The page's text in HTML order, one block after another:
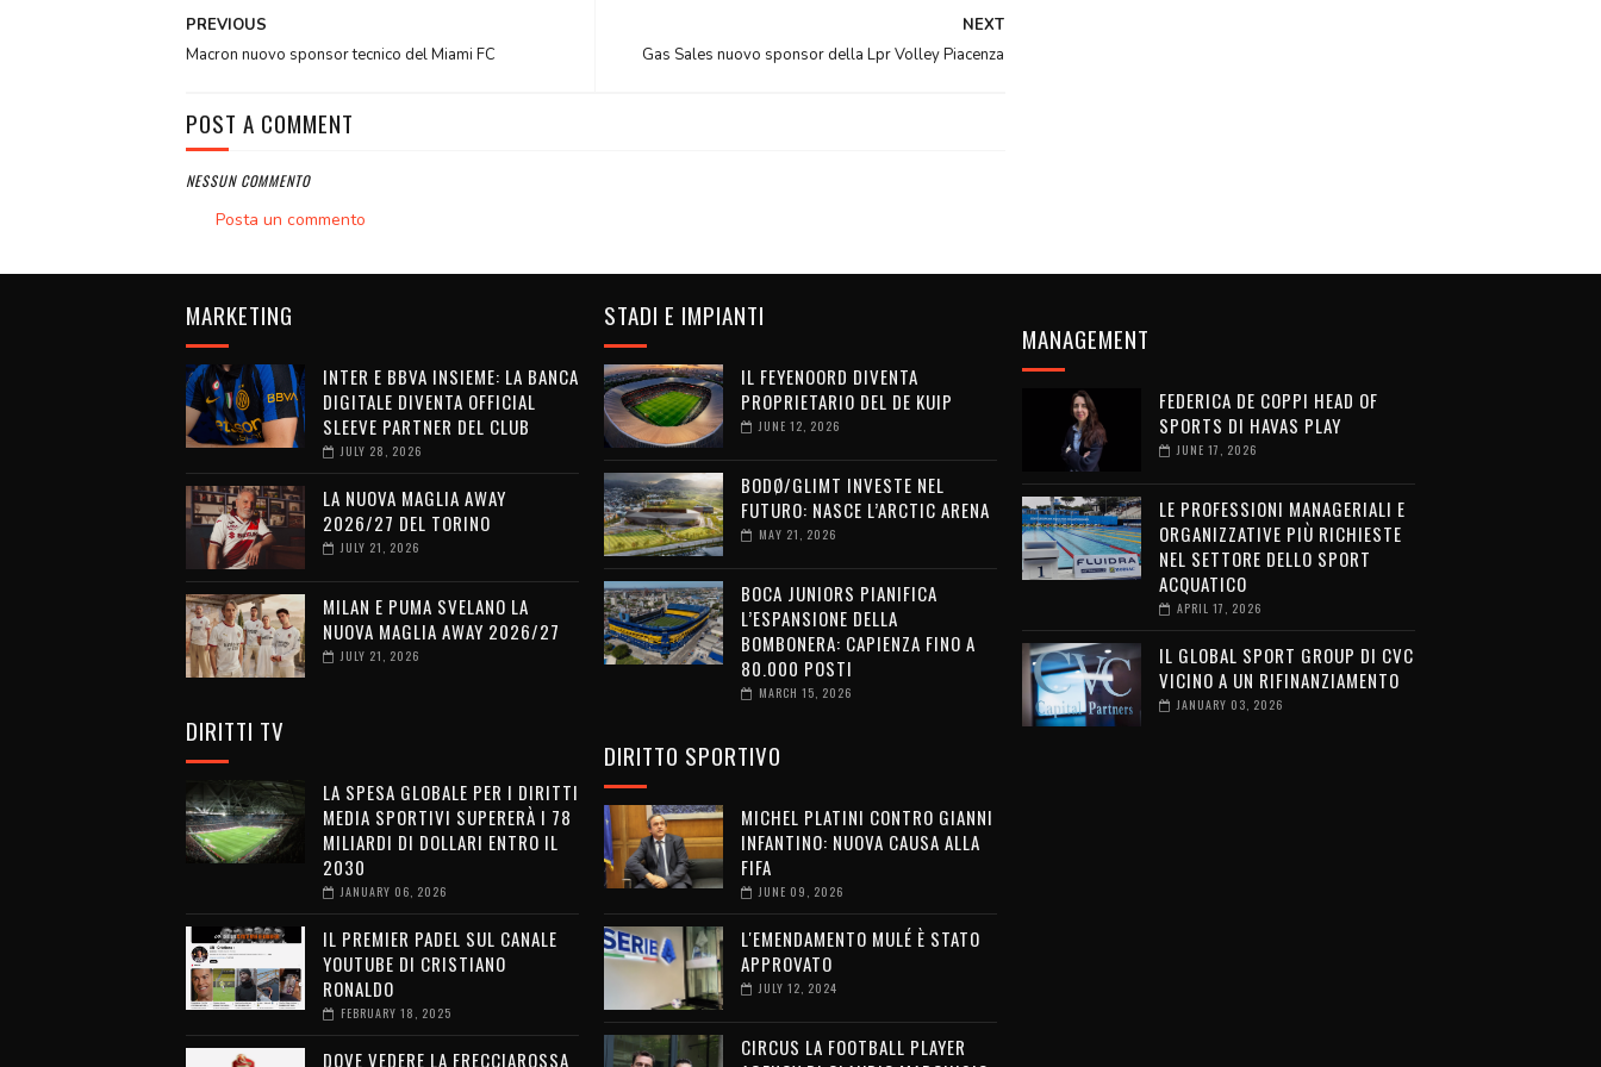
NEXT
Gas Sales nuovo sponsor della Lpr Volley Piacenza
PREVIOUS
Macron nuovo sponsor tecnico del Miami FC
POST A COMMENT
NESSUN COMMENTO
Posta un commento
MARKETING
INTER E BBVA INSIEME: LA BANCA
DIGITALE DIVENTA OFFICIAL
SLEEVE PARTNER DEL CLUB
JULY 28, 2026
LA NUOVA MAGLIA AWAY
2026/27 DEL TORINO
JULY 21, 2026
MILAN E PUMA SVELANO LA
NUOVA MAGLIA AWAY 2026/27
JULY 21, 2026
DIRITTI TV
LA SPESA GLOBALE PER I DIRITTI
MEDIA SPORTIVI SUPERERÀ I 78
MILIARDI DI DOLLARI ENTRO IL
2030
JANUARY 06, 2026
IL PREMIER PADEL SUL CANALE
YOUTUBE DI CRISTIANO
RONALDO
FEBRUARY 18, 2025
DOVE VEDERE LA FRECCIAROSSA
STADI E IMPIANTI
IL FEYENOORD DIVENTA
PROPRIETARIO DEL DE KUIP
JUNE 12, 2026
BODØ/GLIMT INVESTE NEL
FUTURO: NASCE L’ARCTIC ARENA
MAY 21, 2026
BOCA JUNIORS PIANIFICA
L’ESPANSIONE DELLA
BOMBONERA: CAPIENZA FINO A
80.000 POSTI
MARCH 15, 2026
DIRITTO SPORTIVO
MICHEL PLATINI CONTRO GIANNI
INFANTINO: NUOVA CAUSA ALLA
FIFA
JUNE 09, 2026
L'EMENDAMENTO MULÉ È STATO
APPROVATO
JULY 12, 2024
CIRCUS LA FOOTBALL PLAYER
MANAGEMENT
FEDERICA DE COPPI HEAD OF
SPORTS DI HAVAS PLAY
JUNE 17, 2026
LE PROFESSIONI MANAGERIALI E
ORGANIZZATIVE PIÙ RICHIESTE
NEL SETTORE DELLO SPORT
ACQUATICO
APRIL 17, 2026
IL GLOBAL SPORT GROUP DI CVC
VICINO A UN RIFINANZIAMENTO
JANUARY 03, 2026